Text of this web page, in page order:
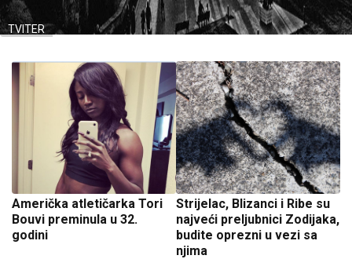
TVITER
Američka atletičarka Tori
Bouvi preminula u 32.
godini
Strijelac, Blizanci i Ribe su
najveći preljubnici Zodijaka,
budite oprezni u vezi sa
njima